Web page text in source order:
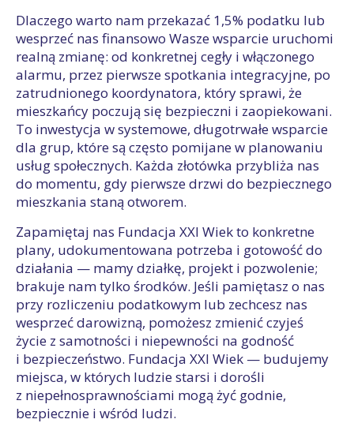
Dlaczego warto nam przekazać 1,5% podatku lub
wesprzeć nas finansowo Wasze wsparcie uruchomi
realną zmianę: od konkretnej cegły i włączonego
alarmu, przez pierwsze spotkania integracyjne, po
zatrudnionego koordynatora, który sprawi, że
mieszkańcy poczują się bezpieczni i zaopiekowani.
To inwestycja w systemowe, długotrwałe wsparcie
dla grup, które są często pomijane w planowaniu
usług społecznych. Każda złotówka przybliża nas
do momentu, gdy pierwsze drzwi do bezpiecznego
mieszkania staną otworem.
Zapamiętaj nas Fundacja XXI Wiek to konkretne
plany, udokumentowana potrzeba i gotowość do
działania — mamy działkę, projekt i pozwolenie;
brakuje nam tylko środków. Jeśli pamiętasz o nas
przy rozliczeniu podatkowym lub zechcesz nas
wesprzeć darowizną, pomożesz zmienić czyjeś
życie z samotności i niepewności na godność
i bezpieczeństwo. Fundacja XXI Wiek — budujemy
miejsca, w których ludzie starsi i dorośli
z niepełnosprawnościami mogą żyć godnie,
bezpiecznie i wśród ludzi.